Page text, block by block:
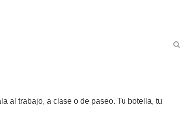
al trabajo, a clase o de paseo. Tu botella, tu